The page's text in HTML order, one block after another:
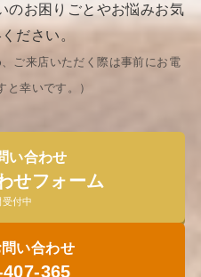
のお困りごとやお悩みお気
ださい。
ご来店いただく際は事前にお電
と幸いです。​）
い合わせ
せフォーム
付中
い合わせ
365